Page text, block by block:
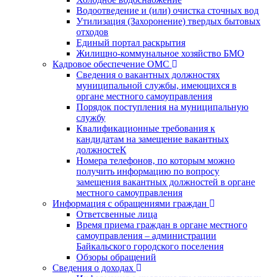
Водоотведение и (или) очистка сточных вод
Утилизация (Захоронение) твердых бытовых
отходов
Единый портал раскрытия
Жилищно-коммунальное хозяйство БМО
Кадровое обеспечение ОМС
Сведения о вакантных должностях
муниципальной службы, имеющихся в
органе местного самоуправления
Порядок поступления на муниципальную
службу
Квалификационные требования к
кандидатам на замещение вакантных
должностеК
Номера телефонов, по которым можно
получить информацию по вопросу
замещения вакантных должностей в органе
местного самоуправления
Информация с обращениями граждан
Ответсвенные лица
Время приема граждан в органе местного
самоуправления – администрации
Байкальского городского поселения
Обзоры обращений
Сведения о доходах